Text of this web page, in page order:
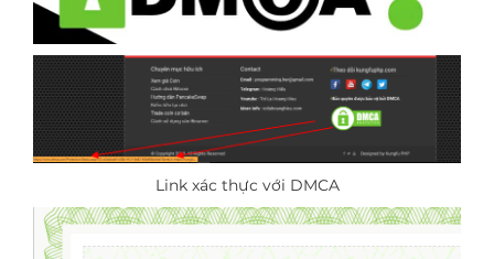
Link xác thực với DMCA